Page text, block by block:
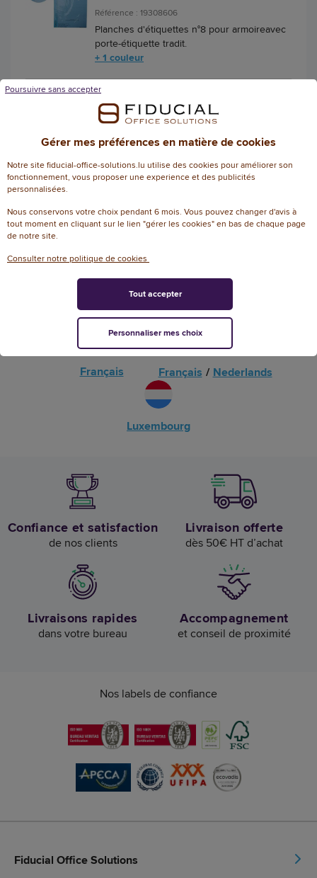
Référence : 19308606
Planches d'étiquettes n°8 pour armoireavec
porte-étiquette tradit.
+ 1 couleur
EN STOCK, LIVRÉ EN 24/48H
AJOUTER
Fiducial Office Solutions en Europe
Français Français / Nederlands
Luxembourg
Confiance et satisfaction
de nos clients
Livraison offerte
dès 50€ HT d’achat
Livraisons rapides
dans votre bureau
Accompagnement
et conseil de proximité
Nos labels de confiance
Fiducial Office Solutions
Gérer mes préférences en matière de cookies
Notre site fiducial-office-solutions.lu utilise des cookies pour améliorer son
fonctionnement, vous proposer une experience et des publicités
personnalisées.
Nous conservons votre choix pendant 6 mois. Vous pouvez changer d'avis à
tout moment en cliquant sur le lien "gérer les cookies" en bas de chaque page
de notre site.
Consulter notre politique de cookies
Poursuivre sans accepter
Personnaliser mes choix
Tout accepter